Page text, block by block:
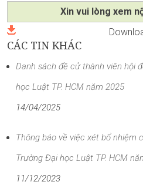
Xin vui lòng xem
CÁC TIN KHÁC
Danh sách đề cử thành viên hội
học Luật TP. HCM năm 2025
14/04/2025
Thông báo về việc xét bổ nhiệm
Trường Đại học Luật TP. HCM
11/12/2023